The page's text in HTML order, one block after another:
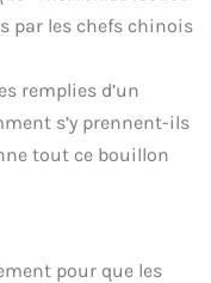
par les chefs chinois
remplies d’un
s’y prennent-ils
tout ce bouillon
pour que les